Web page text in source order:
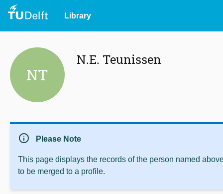
Library
NT
N.E. Teunissen
info Please Note
This page displays the records of the person named
to be merged to a profile.